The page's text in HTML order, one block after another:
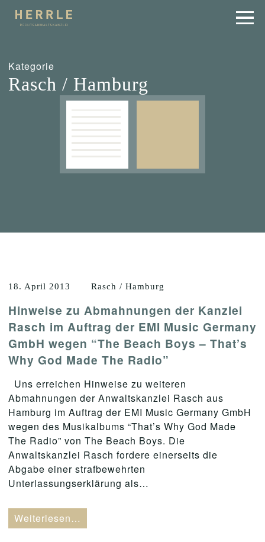
Kategorie
Rasch / Hamburg
18. April 2013 Rasch / Hamburg
Hinweise zu Abmahnungen der Kanzlei
Rasch im Auftrag der EMI Music Germany
GmbH wegen “The Beach Boys – That’s
Why God Made The Radio”
Uns erreichen Hinweise zu weiteren
Abmahnungen der Anwaltskanzlei Rasch aus
Hamburg im Auftrag der EMI Music Germany GmbH
wegen des Musikalbums “That’s Why God Made
The Radio” von The Beach Boys. Die
Anwaltskanzlei Rasch fordere einerseits die
Abgabe einer strafbewehrten
Unterlassungserklärung als…
Weiterlesen…